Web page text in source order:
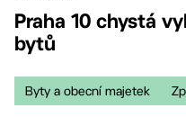
Praha 10 chystá
bytů
Byty a obecní majetek